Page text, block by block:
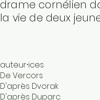
drame cornélien
la vie de deux
auteur⸱ices
De Vercors
D'après Dvorak
D'après Duparc